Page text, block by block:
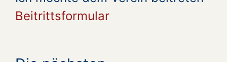
Beitrittsformular